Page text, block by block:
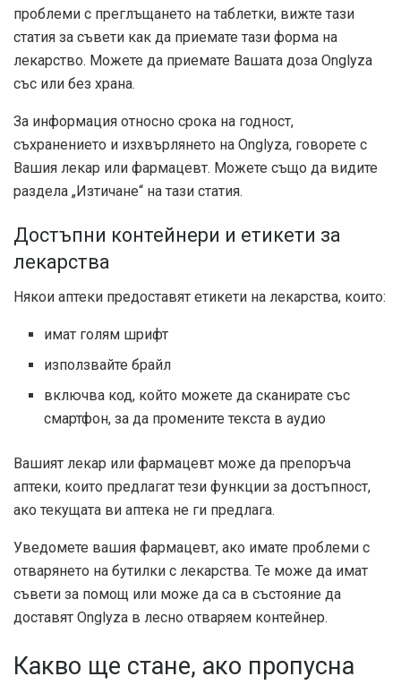
проблеми с преглъщането на таблетки, вижте тази
статия за съвети как да приемате тази форма на
лекарство. Можете да приемате Вашата доза Onglyza
със или без храна.
За информация относно срока на годност,
съхранението и изхвърлянето на Onglyza, говорете с
Вашия лекар или фармацевт. Можете също да видите
раздела „Изтичане“ на тази статия.
Достъпни контейнери и етикети за
лекарства
Някои аптеки предоставят етикети на лекарства, които:
имат голям шрифт
използвайте брайл
включва код, който можете да сканирате със
смартфон, за да промените текста в аудио
Вашият лекар или фармацевт може да препоръча
аптеки, които предлагат тези функции за достъпност,
ако текущата ви аптека не ги предлага.
Уведомете вашия фармацевт, ако имате проблеми с
отварянето на бутилки с лекарства. Те може да имат
съвети за помощ или може да са в състояние да
доставят Onglyza в лесно отваряем контейнер.
Какво ще стане, ако пропусна